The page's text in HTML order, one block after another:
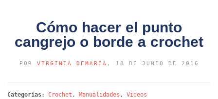
Cómo hacer el punto
cangrejo o borde a crochet
POR VIRGINIA DEMARÍA , 18 DE JUNIO DE 2016
Categorías: Crochet , Manualidades , Videos